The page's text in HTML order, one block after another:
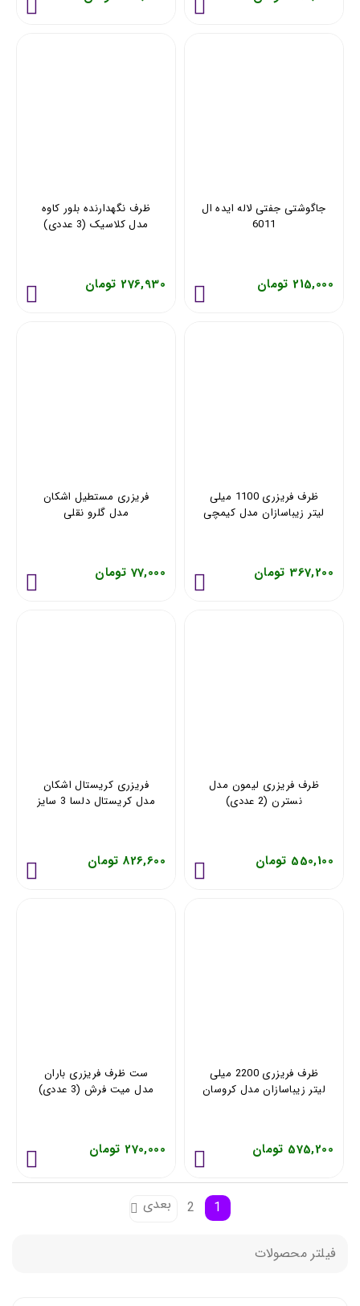
جاگوشتی جفتی لاله ایده ال
6011
215,000 تومان
ظرف نگهدارنده بلور کاوه
مدل کلاسیک (3 عددی)
276,930 تومان
ظرف فریزری 1100 میلی
لیتر زیباسازان مدل کیمچی
367,200 تومان
فریزری مستطیل اشکان
مدل گلرو نقلی
77,000 تومان
ظرف فریزری لیمون مدل
نسترن (2 عددی)
550,100 تومان
فریزری کریستال اشکان
مدل کریستال دلسا 3 سایز
826,600 تومان
ظرف فریزری 2200 میلی
لیتر زیباسازان مدل کروسان
575,200 تومان
ست ظرف فریزری باران
مدل میت فرش (3 عددی)
270,000 تومان
1
2 بعدی
فیلتر محصولات